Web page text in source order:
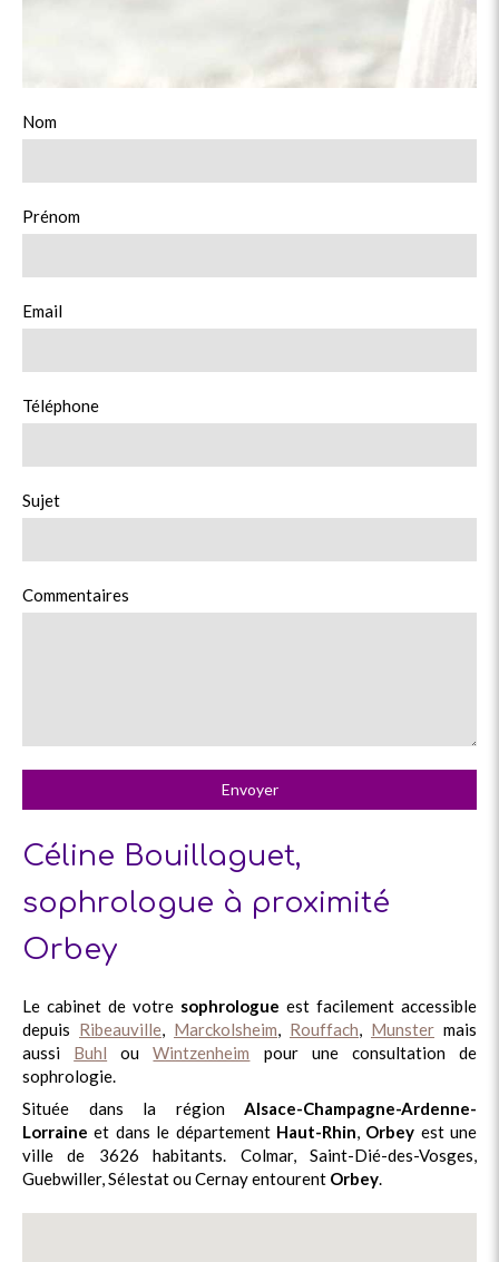
Nom
Prénom
Email
Téléphone
Sujet
Commentaires
Envoyer
Céline Bouillaguet,
sophrologue à proximité
Orbey
Le cabinet de votre sophrologue est facilement accessible
depuis Ribeauville, Marckolsheim, Rouffach, Munster mais
aussi Buhl ouWintzenheim pour une consultation de
sophrologie.
Située dans la région Alsace-Champagne-Ardenne-
Lorraine et dans le département Haut-Rhin, Orbey est une
ville de 3626 habitants. Colmar, Saint-Dié-des-Vosges,
Guebwiller, Sélestat ou Cernay entourent Orbey.